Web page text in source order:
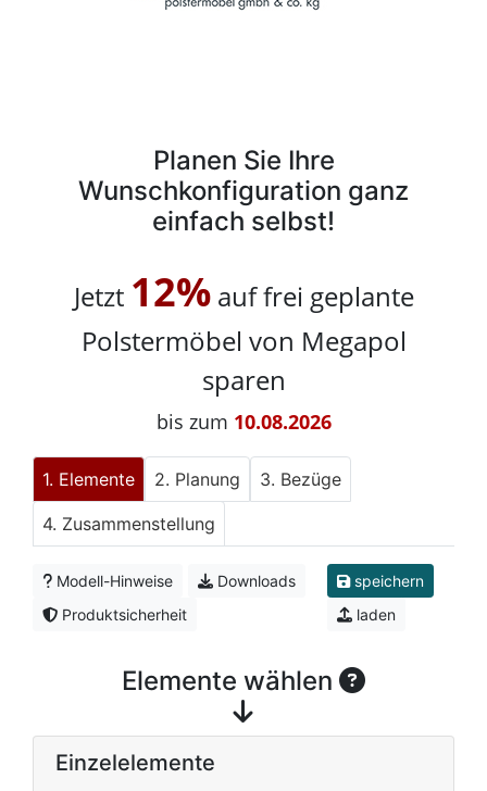
Planen Sie Ihre
Wunschkonfiguration ganz
einfach selbst!
Jetzt 12%auf frei geplante
Polstermöbel von Megapol
sparen
bis zum 10.08.2026
Elemente Planung Bezüge
Zusammenstellung
Modell-Hinweise
Downloads
Produktsicherheit
speichern
laden
Elemente wählen
Einzelelemente